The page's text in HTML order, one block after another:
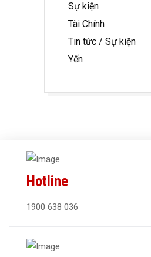
Sự kiện
Tài Chính
Tin tức / Sự kiện
Yến
Hotline
1900 638 036